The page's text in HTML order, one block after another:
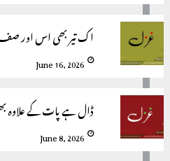
اک تیر بھی اس اور
June 16, 2026
ڈال ہے پات کے علاوہ
June 8, 2026